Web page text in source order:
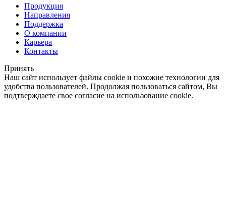
Продукция
Направления
Поддержка
О компании
Карьера
Контакты
Принять
Наш сайт использует файлы cookie и похожие технологии для
удобства пользователей. Продолжая пользоваться сайтом, Вы
подтверждаете свое согласие на использование cookie.